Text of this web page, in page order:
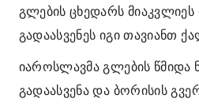
გლების ცხედარს მიაკვლიეს
გადაასვენეს იგი თავიანთ
იაროსლავმა გლების წმიდა
გადაასვენა და ბორისის